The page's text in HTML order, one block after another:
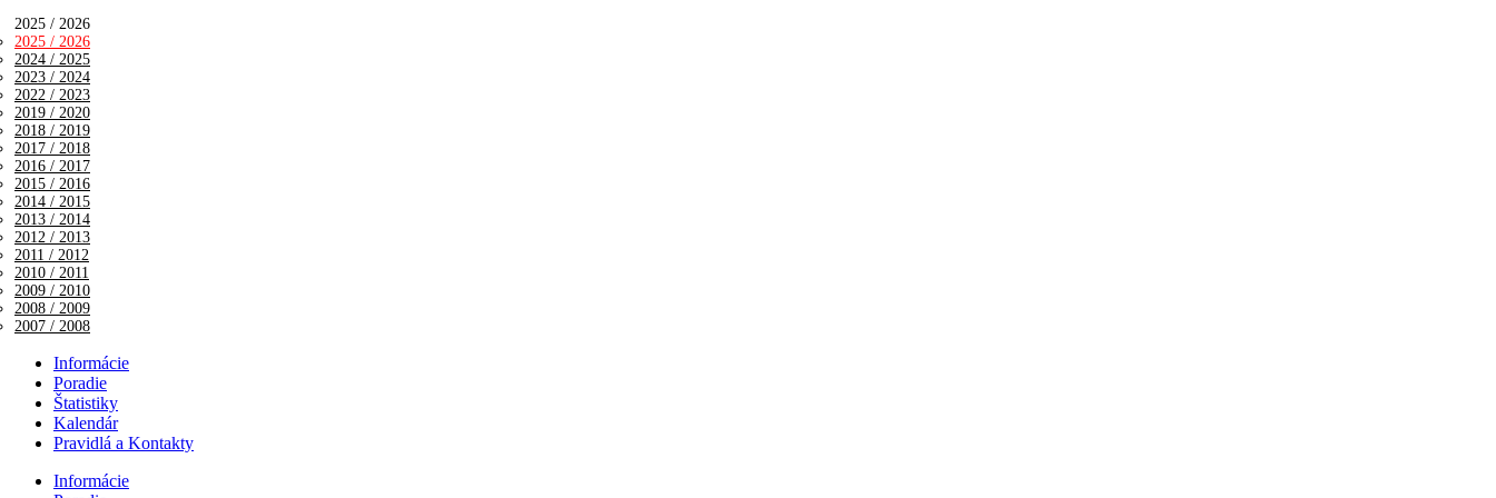
2025 / 2026
2025 / 2026
2024 / 2025
2023 / 2024
2022 / 2023
2019 / 2020
2018 / 2019
2017 / 2018
2016 / 2017
2015 / 2016
2014 / 2015
2013 / 2014
2012 / 2013
2011 / 2012
2010 / 2011
2009 / 2010
2008 / 2009
2007 / 2008
Informácie
Poradie
Štatistiky
Kalendár
Pravidlá a Kontakty
Informácie